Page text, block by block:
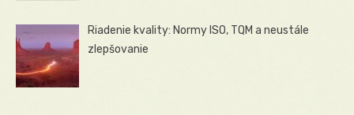
Riadenie kvality: Normy ISO, TQM a neustále
zlepšovanie